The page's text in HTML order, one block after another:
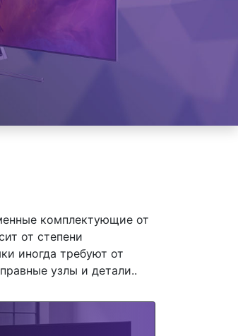
комплектующие от
от степени
иногда требуют от
узлы и детали..